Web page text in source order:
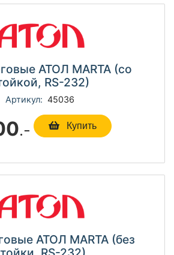
АТОЛ MARTA (со
RS-232)
Артикул: 45036
.- Купить
АТОЛ MARTA (без